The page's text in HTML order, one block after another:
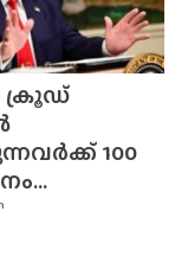
ക്രൂഡ്
100